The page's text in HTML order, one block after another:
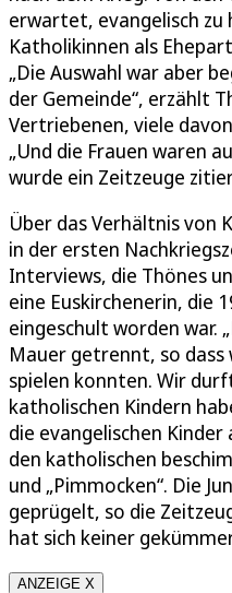
erwartet, evangelisch
Katholikinnen als
„Die Auswahl war aber
der Gemeinde“, erzählt
Vertriebenen, viele
„Und die Frauen waren
wurde ein Zeitzeuge
Über das Verhältnis von
in der ersten
Interviews, die Thönes
eine Euskirchenerin, die
eingeschult worden war.
Mauer getrennt, so
spielen konnten. Wir
katholischen Kindern
die evangelischen
den katholischen
und „Pimmocken“. Die
geprügelt, so die
hat sich keiner
ANZEIGE X